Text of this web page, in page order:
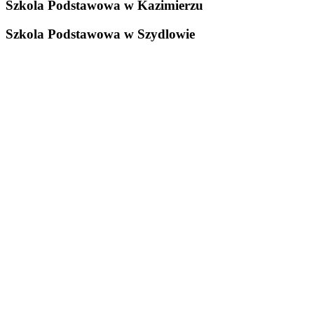
Szkola Podstawowa w Kazimierzu
Szkola Podstawowa w Szydlowie